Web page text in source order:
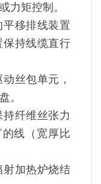
力矩控制。
移排线装置
持线缆直行
丝包单元，
。
纤维丝张力
线（宽厚比
加热炉烧结